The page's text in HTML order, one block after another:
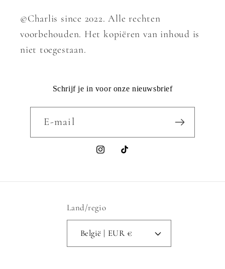
©Charlis since 2022. Alle rechten
voorbehouden. Het kopiëren van inhoud is
niet toegestaan.
Schrijf je in voor onze nieuwsbrief
E‑mail
InstagramTikTok
Land/regio
België | EUR €